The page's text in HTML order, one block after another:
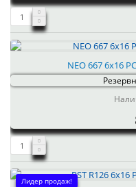
NEO 667 6x16
Лидер продаж!